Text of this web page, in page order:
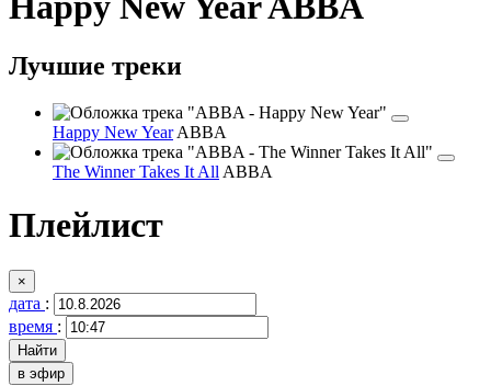
Лучшие треки
Happy New Year ABBA
The Winner Takes It All ABBA
Плейлист
×
дата :
время :
в эфир